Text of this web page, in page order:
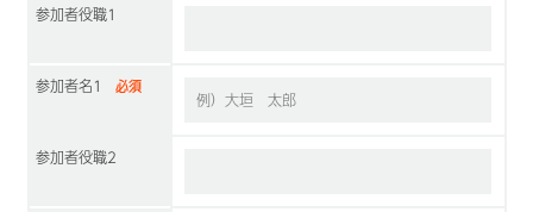
参加者役職1
参加者名1 必須
参加者役職2